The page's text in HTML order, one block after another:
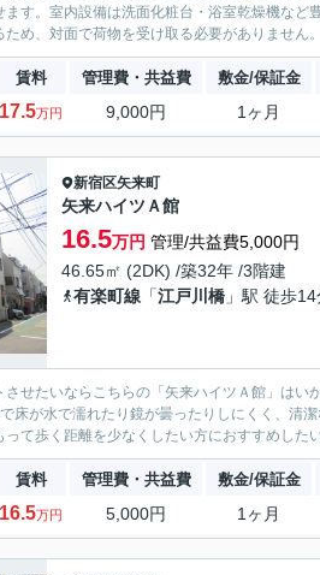
ます。室内設備は洗面化粧台・浴室乾燥機な
め、対面で荷物を受け取る必要がありませ
賃料 管理費・共益費 敷金/保証金
17.5万円 9,000円 1ヶ月
新宿区矢来町
矢来ハイツＡ館
16.5万円 管理/共益費5,000円
46.65㎡ (2DK) /築32年 /3階建
有楽町線 「江戸川橋 」駅 徒歩
させたいならこちらの「矢来ハイツＡ館」は
床が水で濡れたり鏡が曇ったりしにくく、清
て歩く距離を少なくしたい方におすすめし
賃料 管理費・共益費 敷金/保証金
16.5万円 5,000円 1ヶ月